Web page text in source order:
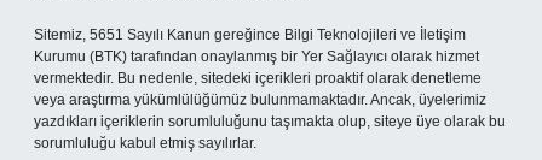
Sitemiz, 5651 Sayılı Kanun gereğince Bilgi Teknolojileri ve İletişim
Kurumu (BTK) tarafından onaylanmış bir Yer Sağlayıcı olarak hizmet
vermektedir. Bu nedenle, sitedeki içerikleri proaktif olarak denetleme
veya araştırma yükümlülüğümüz bulunmamaktadır. Ancak, üyelerimiz
yazdıkları içeriklerin sorumluluğunu taşımakta olup, siteye üye olarak bu
sorumluluğu kabul etmiş sayılırlar.